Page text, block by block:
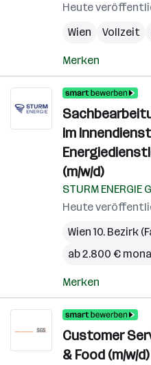
Heute
Wien
Vollzeit
Merken
im
(m/w/d)
STURM ENERGIE
Heute
Wien 10. Bezirk
ab 2.800 €
Merken
Customer
& Food (m/w/d)